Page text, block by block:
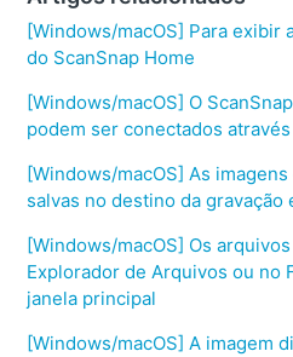
[Windows/macOS] Para exibir
do ScanSnap Home
[Windows/macOS] O
podem ser conectados
[Windows/macOS] As
salvas no destino da gravação
[Windows/macOS] Os
Explorador de Arquivos ou no
janela principal
[Windows/macOS] A imagem